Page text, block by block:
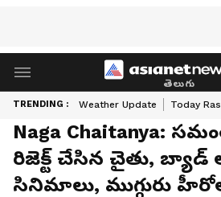
తెలుగు
TRENDING : Weather Update Today
Naga Chaitanya:
రిజెక్ట్ చేసిన చైతు, బ్యాడ్
సినిమాలు, ముగ్గురు